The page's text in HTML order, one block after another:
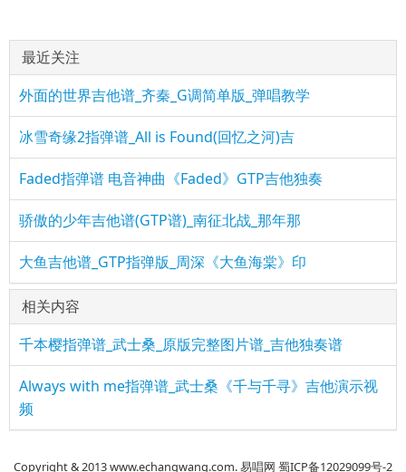
最近关注
外面的世界吉他谱_齐秦_G调简单版_弹唱教学
冰雪奇缘2指弹谱_All is Found(回忆之河)吉
Faded指弹谱 电音神曲《Faded》GTP吉他独奏
骄傲的少年吉他谱(GTP谱)_南征北战_那年那
大鱼吉他谱_GTP指弹版_周深《大鱼海棠》印
相关内容
千本樱指弹谱_武士桑_原版完整图片谱_吉他独奏谱
Always with me指弹谱_武士桑《千与千寻》吉他演示视
频
Copyright & 2013 www.echangwang.com. 易唱网 蜀ICP备12029099号-2